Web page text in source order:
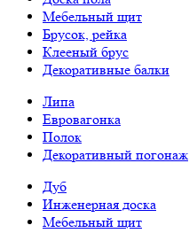
Мебельный щит
Брусок, рейка
Клееный брус
Декоративные балки
Липа
Евровагонка
Полок
Декоративный погонаж
Дуб
Инженерная доска
Мебельный щит